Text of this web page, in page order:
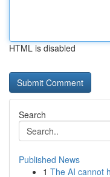
HTML is disabled
Search
Published News
1 The AI cannot